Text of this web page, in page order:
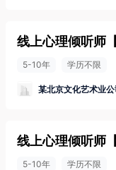
线上心理倾听师
5-10年 学历不限
某北京文化艺术业公
线上心理倾听师
5-10年 学历不限